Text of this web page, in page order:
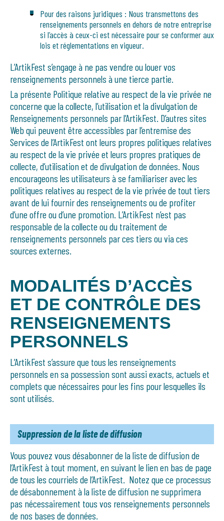
Pour des raisons juridiques : Nous transmettons des
renseignements personnels en dehors de notre entreprise
si l’accès à ceux-ci est nécessaire pour se conformer aux
lois et réglementations en vigueur.
L’ArtikFest s’engage à ne pas vendre ou louer vos
renseignements personnels à une tierce partie.
La présente Politique relative au respect de la vie privée ne
concerne que la collecte, l’utilisation et la divulgation de
Renseignements personnels par l’ArtikFest. D’autres sites
Web qui peuvent être accessibles par l’entremise des
Services de l’ArtikFest ont leurs propres politiques relatives
au respect de la vie privée et leurs propres pratiques de
collecte, d’utilisation et de divulgation de données. Nous
encourageons les utilisateurs à se familiariser avec les
politiques relatives au respect de la vie privée de tout tiers
avant de lui fournir des renseignements ou de profiter
d’une offre ou d’une promotion. L’ArtikFest n’est pas
responsable de la collecte ou du traitement de
renseignements personnels par ces tiers ou via ces
sources externes.
MODALITÉS D’ACCÈS
ET DE CONTRÔLE DES
RENSEIGNEMENTS
PERSONNELS
L’ArtikFest s’assure que tous les renseignements
personnels en sa possession sont aussi exacts, actuels et
complets que nécessaires pour les fins pour lesquelles ils
sont utilisés.
Suppression de la liste de diffusion
Vous pouvez vous désabonner de la liste de diffusion de
l’ArtikFest à tout moment, en suivant le lien en bas de page
de tous les courriels de l’ArtikFest. Notez que ce processus
de désabonnement à la liste de diffusion ne supprimera
pas nécessairement tous vos renseignements personnels
de nos bases de données.